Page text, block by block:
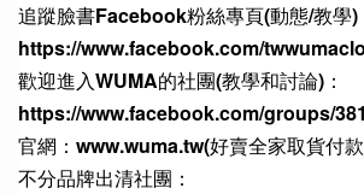
追蹤臉書Facebook粉絲專頁(動態/教學)
https://www.facebook.com/
歡迎進入WUMA的社團(教學和討論)：
https://www.facebook.com/groups/
官網：www.wuma.tw(好賣全家取貨付
不分品牌出清社團：